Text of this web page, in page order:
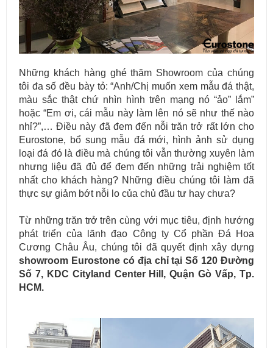
Những khách hàng ghé thăm Showroom của chúng
tôi đa số đều bày tỏ: “Anh/Chị muốn xem mẫu đá thật,
màu sắc thật chứ nhìn hình trên mạng nó “ảo” lắm”
hoặc “Em ơi, cái mẫu này làm lên nó sẽ như thế nào
nhỉ?”,… Điều này đã đem đến nỗi trăn trở rất lớn cho
Eurostone, bổ sung mẫu đá mới, hình ảnh sử dụng
loại đá đó là điều mà chúng tôi vẫn thường xuyên làm
nhưng liệu đã đủ để đem đến những trải nghiệm tốt
nhất cho khách hàng? Những điều chúng tôi làm đã
thực sự giảm bớt nỗi lo của chủ đầu tư hay chưa?
Từ những trăn trở trên cùng với mục tiêu, định hướng
phát triển của lãnh đạo Công ty Cổ phần Đá Hoa
Cương Châu Âu, chúng tôi đã quyết định xây dựng
showroom Eurostone có địa chỉ tại Số 120 Đường
Số 7, KDC Cityland Center Hill, Quận Gò Vấp, Tp.
HCM.